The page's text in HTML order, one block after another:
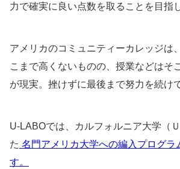
力で確実に良い点数を取ることを目指
アメリカのコミュニティーカレッジは
こまで高くないものの、授業などはそ
が現実。挫けずに最後まで努力を続け
U-LABOでは、カルフォルニア大学（
た 名門アメリカ大学への編入プログラ
す。